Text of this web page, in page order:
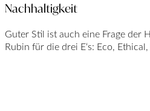
Nachhaltigkeit
Guter Stil ist auch eine Frage der
Rubin für die drei E‘s: Eco,